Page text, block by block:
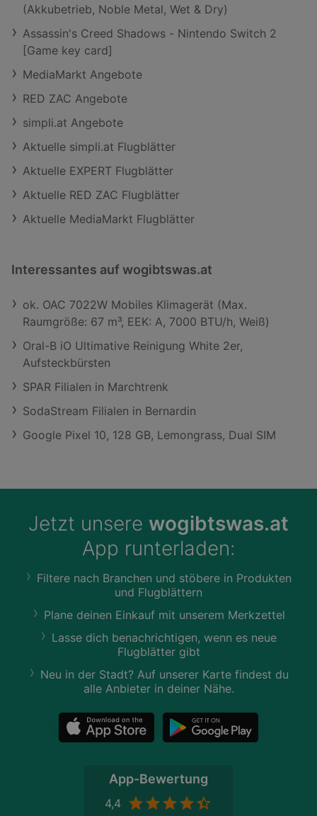
(Akkubetrieb, Noble Metal, Wet & Dry)
Assassin's Creed Shadows - Nintendo Switch 2
[Game key card]
MediaMarkt Angebote
RED ZAC Angebote
simpli.at Angebote
Aktuelle simpli.at Flugblätter
Aktuelle EXPERT Flugblätter
Aktuelle RED ZAC Flugblätter
Aktuelle MediaMarkt Flugblätter
Interessantes auf wogibtswas.at
ok. OAC 7022W Mobiles Klimagerät (Max.
Raumgröße: 67 m³, EEK: A, 7000 BTU/h, Weiß)
Oral-B iO Ultimative Reinigung White 2er,
Aufsteckbürsten
SPAR Filialen in Marchtrenk
SodaStream Filialen in Bernardin
Google Pixel 10, 128 GB, Lemongrass, Dual SIM
Jetzt unsere wogibtswas.at
App runterladen:
Filtere nach Branchen und stöbere in Produkten
und Flugblättern
Plane deinen Einkauf mit unserem Merkzettel
Lasse dich benachrichtigen, wenn es neue
Flugblätter gibt
Neu in der Stadt? Auf unserer Karte findest du
alle Anbieter in deiner Nähe.
App-Bewertung
4,4